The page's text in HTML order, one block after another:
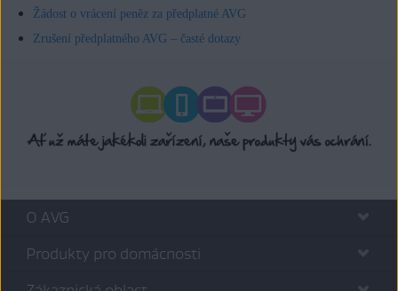
Žádost o vrácení peněz za předplatné AVG
Zrušení předplatného AVG – časté dotazy
O AVG
Produkty pro domácnosti